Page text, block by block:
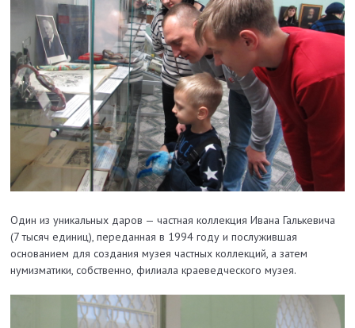
Один из уникальных даров — частная коллекция Ивана Галькевича
(7 тысяч единиц), переданная в 1994 году и послужившая
основанием для создания музея частных коллекций, а затем
нумизматики, собственно, филиала краеведческого музея.